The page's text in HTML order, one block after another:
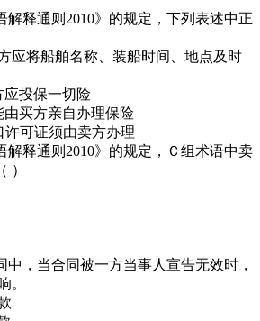
解释通则2010》的规定，下列表述中正
应将船舶名称、装船时间、地点及时
应投保一切险
由买方亲自办理保险
许可证须由卖方办理
解释通则2010》的规定，Ｃ组术语中卖
）
中，当合同被一方当事人宣告无效时，
。